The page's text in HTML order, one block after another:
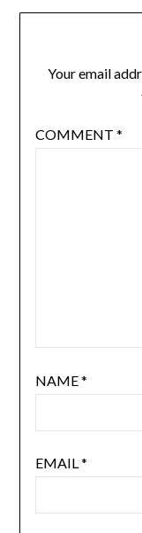
Your email
COMMENT *
NAME*
EMAIL*